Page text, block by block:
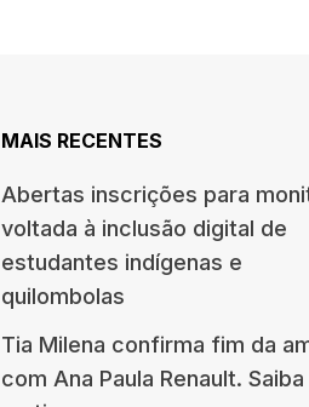
MAIS RECENTES
Abertas inscrições para
voltada à inclusão digital de
estudantes indígenas e
quilombolas
Tia Milena confirma fim da
com Ana Paula Renault. Saiba